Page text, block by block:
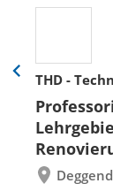
THD -
Eine
zurück